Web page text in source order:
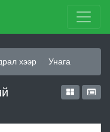
хээр Унага